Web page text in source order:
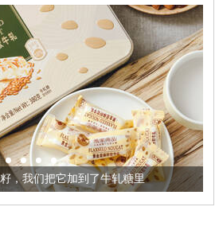
牛轧糖里 被列入佛家七宝的